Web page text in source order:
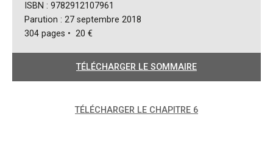
ISBN : 9782912107961
Parution : 27 septembre 2018
304 pages • 20 €
TÉLÉCHARGER LE SOMMAIRE
TÉLÉCHARGER LE CHAPITRE 6